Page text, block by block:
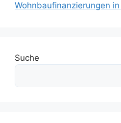
Wohnbaufinanzierungen
Suche